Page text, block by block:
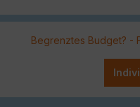
Begrenztes Budget? -